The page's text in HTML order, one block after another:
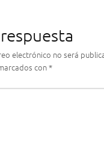
electrónico no será
con*